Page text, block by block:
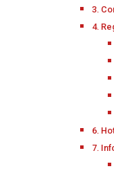
3.
4.
6.
7.